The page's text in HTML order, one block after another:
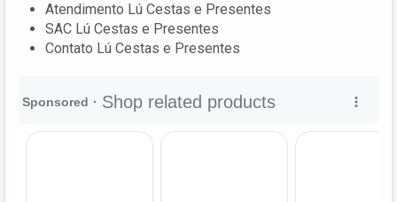
Atendimento Lú Cestas e Presentes
SAC Lú Cestas e Presentes
Contato Lú Cestas e Presentes